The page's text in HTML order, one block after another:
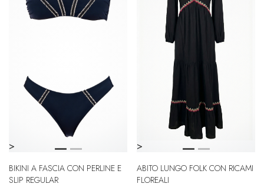
>
BIKINI A FASCIA CON PERLINE E
SLIP REGULAR
>
ABITO LUNGO FOLK CON RICAMI
FLOREALI